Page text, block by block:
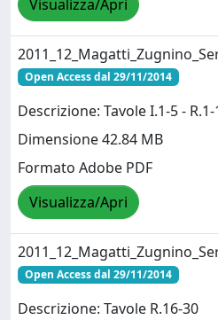
Visualizza/Apri
Open Access dal 29/11/2014
Descrizione: Tavole I.1-5 -
Dimensione 42.84 MB
Formato Adobe PDF
Visualizza/Apri
Open Access dal 29/11/2014
Descrizione: Tavole R.16-30